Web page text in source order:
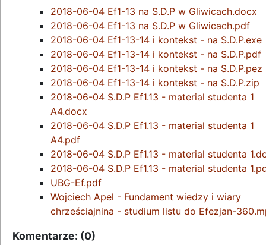
2018-06-04 Ef1-13 na S.D.P w Gliwicach.docx
2018-06-04 Ef1-13 na S.D.P w Gliwicach.pdf
2018-06-04 Ef1-13-14 i kontekst - na S.D.P.exe
2018-06-04 Ef1-13-14 i kontekst - na S.D.P.pdf
2018-06-04 Ef1-13-14 i kontekst - na S.D.P.pez
2018-06-04 Ef1-13-14 i kontekst - na S.D.P.zip
2018-06-04 S.D.P Ef1.13 - material studenta 1
A4.docx
2018-06-04 S.D.P Ef1.13 - material studenta 1
A4.pdf
2018-06-04 S.D.P Ef1.13 - material studenta
2018-06-04 S.D.P Ef1.13 - material studenta
UBG-Ef.pdf
Wojciech Apel - Fundament wiedzy i wiary
chrześciajnina - studium listu do Efezjan-
Komentarze: (0)